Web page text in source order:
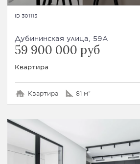
ID 301115
Дубининская улица, 59А
59 900 000 руб
Квартира
Квартира 81 м²